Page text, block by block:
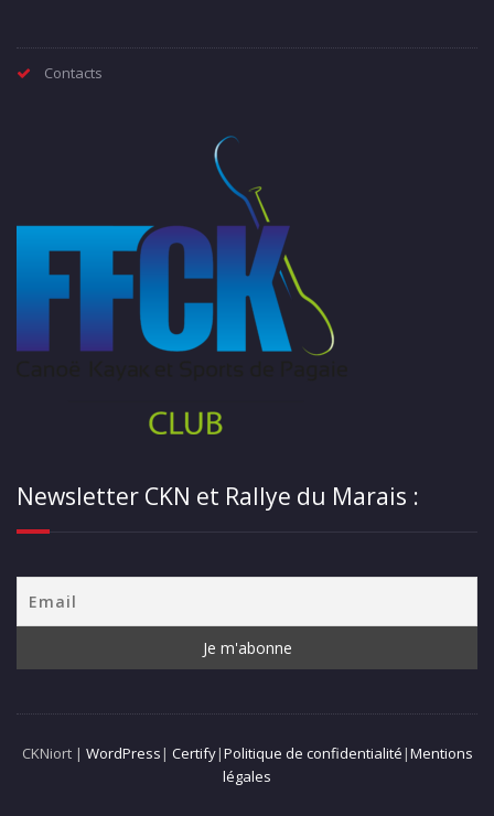
Contacts
Newsletter CKN et Rallye du Marais :
CKNiort | WordPress | Certify|Politique de confidentialité |Mentions
légales